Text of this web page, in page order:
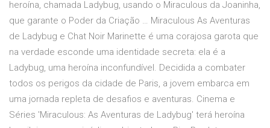
heroína, chamada Ladybug, usando o Miraculous da Joaninha,
que garante o Poder da Criação … Miraculous As Aventuras
de Ladybug e Chat Noir Marinette é uma corajosa garota que
na verdade esconde uma identidade secreta: ela é a
Ladybug, uma heroína inconfundível. Decidida a combater
todos os perigos da cidade de Paris, a jovem embarca em
uma jornada repleta de desafios e aventuras. Cinema e
Séries 'Miraculous: As Aventuras de Ladybug' terá heroína